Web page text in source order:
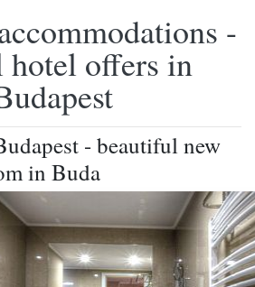
-
hotel offers in
- beautiful new
in Buda